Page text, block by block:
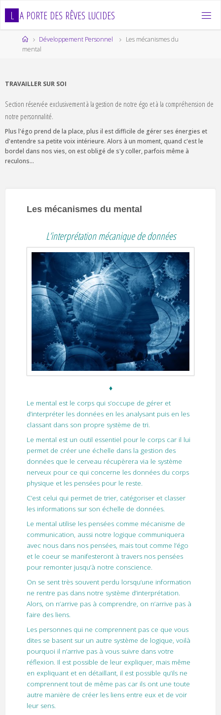
L A PORTE DES RÊVES LUCIDES
HomeDéveloppement Personnel
Les mécanismes du
mental
TRAVAILLER SUR SOI
Section réservée exclusivement à la gestion de notre égo et à la compréhension de
notre personnalité.
Plus l'égo prend de la place, plus il est difficile de gérer ses énergies et
d'entendre sa petite voix intérieure. Alors à un moment, quand c'est le
bordel dans nos vies, on est obligé de s'y coller, parfois même à
reculons...
Les mécanismes du mental
L’interprétation mécanique de données
♦
Le mental est le corps qui s’occupe de gérer et
d’interpréter les données en les analysant puis en les
classant dans son propre système de tri.
Le mental est un outil essentiel pour le corps car il lui
permet de créer une échelle dans la gestion des
données que le cerveau récupèrera via le système
nerveux pour ce qui concerne les données du corps
physique et les pensées pour le reste.
C’est celui qui permet de trier, catégoriser et classer
les informations sur son échelle de données.
Le mental utilise les pensées comme mécanisme de
communication, aussi notre logique communiquera
avec nous dans nos pensées, mais tout comme l’égo
et le coeur se manifesteront à travers nos pensées
pour remonter jusqu’à notre conscience.
On se sent très souvent perdu lorsqu’une information
ne rentre pas dans notre système d’interprétation.
Alors, on n’arrive pas à comprendre, on n’arrive pas à
faire des liens.
Les personnes qui ne comprennent pas ce que vous
dites se basent sur un autre système de logique, voilà
pourquoi il n’arrive pas à vous suivre dans votre
réflexion. Il est possible de leur expliquer, mais même
en expliquant et en détaillant, il est possible qu’ils ne
comprennent tout de même pas car ils ont une toute
autre manière de créer les liens entre eux et de voir
leur sens.